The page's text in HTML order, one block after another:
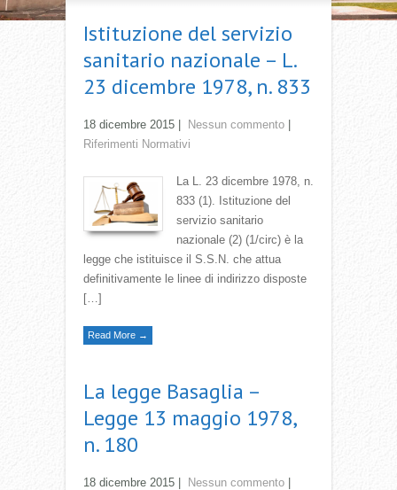
Istituzione del servizio
sanitario nazionale – L.
23 dicembre 1978, n. 833
18 dicembre 2015 Nessun commento
Riferimenti Normativi
La L. 23 dicembre 1978, n.
833 (1). Istituzione del
servizio sanitario
nazionale (2) (1/circ) è la
legge che istituisce il S.S.N. che attua
definitivamente le linee di indirizzo disposte
[…]
Read More →
La legge Basaglia –
Legge 13 maggio 1978,
n. 180
18 dicembre 2015 Nessun commento